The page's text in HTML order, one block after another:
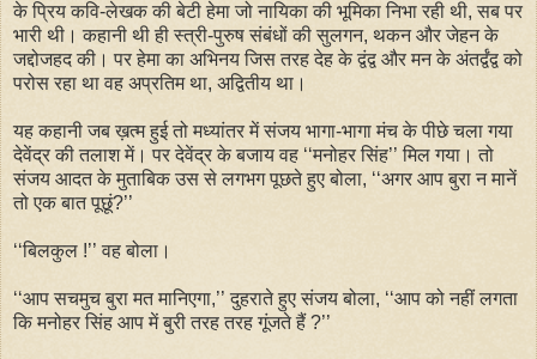
के प्रिय कवि-लेखक की बेटी हेमा जो नायिका की भूमिका निभा रही थी, सब पर
भारी थी। कहानी थी ही स्त्री-पुरुष संबंधों की सुलगन, थकन और जेहन के
जद्दोजहद की। पर हेमा का अभिनय जिस तरह देह के द्वंद्व और मन के अंतर्द्वंद्व को
परोस रहा था वह अप्रतिम था, अद्वितीय था।
यह कहानी जब ख़त्म हुई तो मध्यांतर में संजय भागा-भागा मंच के पीछे चला गया
देवेंद्र की तलाश में। पर देवेंद्र के बजाय वह ‘‘मनोहर सिंह’’ मिल गया। तो
संजय आदत के मुताबिक उस से लगभग पूछते हुए बोला, ‘‘अगर आप बुरा न मानें
तो एक बात पूछूं?’’
‘‘बिलकुल !’’ वह बोला।
‘‘आप सचमुच बुरा मत मानिएगा,’’ दुहराते हुए संजय बोला, ‘‘आप को नहीं लगता
कि मनोहर सिंह आप में बुरी तरह तरह गूंजते हैं ?’’